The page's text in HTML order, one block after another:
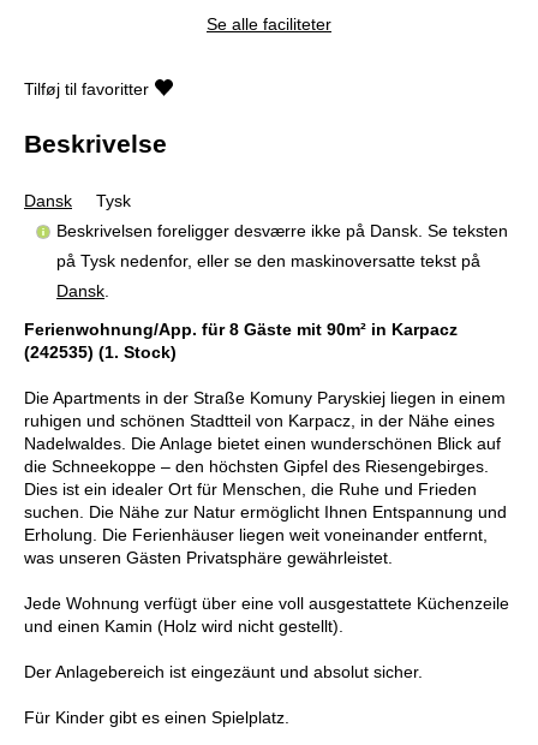
Se alle faciliteter
Tilføj til favoritter
Beskrivelse
Dansk
Tysk
Beskrivelsen foreligger desværre ikke på Dansk. Se teksten
på Tysk nedenfor, eller se den maskinoversatte tekst på
Dansk
Ferienwohnung/App. für 8 Gäste mit 90m² in Karpacz
(242535) (1. Stock)
Die Apartments in der Straße Komuny Paryskiej liegen in einem
ruhigen und schönen Stadtteil von Karpacz, in der Nähe eines
Nadelwaldes. Die Anlage bietet einen wunderschönen Blick auf
die Schneekoppe – den höchsten Gipfel des Riesengebirges.
Dies ist ein idealer Ort für Menschen, die Ruhe und Frieden
suchen. Die Nähe zur Natur ermöglicht Ihnen Entspannung und
Erholung. Die Ferienhäuser liegen weit voneinander entfernt,
was unseren Gästen Privatsphäre gewährleistet.
Jede Wohnung verfügt über eine voll ausgestattete Küchenzeile
und einen Kamin (Holz wird nicht gestellt).
Der Anlagebereich ist eingezäunt und absolut sicher.
Für Kinder gibt es einen Spielplatz.